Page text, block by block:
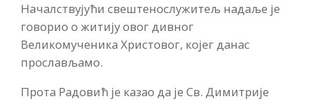
Началствујући свештенослужитељ надаље је
говорио о житију овог дивног
Великомученика Христовог, којег данас
прослављамо.
Прота Радовић је казао да је Св. Димитрије